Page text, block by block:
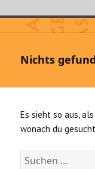
Audio
Nichts
Es sieht so aus,
wonach du
S